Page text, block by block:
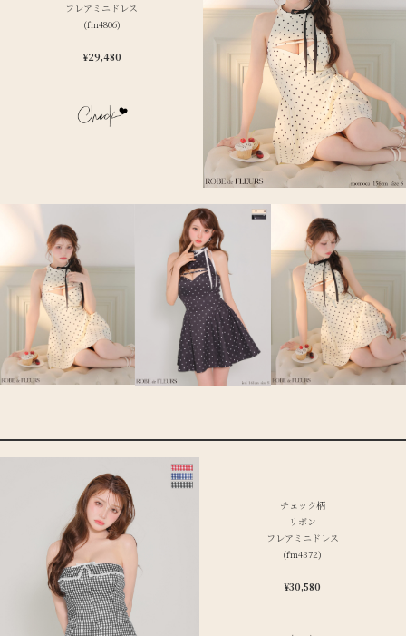
フレアミニドレス
(fm4806)
¥29,480
チェック柄
リボン
フレアミニドレス
(fm4372)
¥30,580